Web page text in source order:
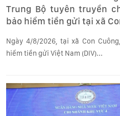
Trung Bộ tuyên truyền
bảo hiểm tiền gửi tại xã
Ngày 4/8/2026, tại xã Con
hiểm tiền gửi Việt Nam (DIV)...